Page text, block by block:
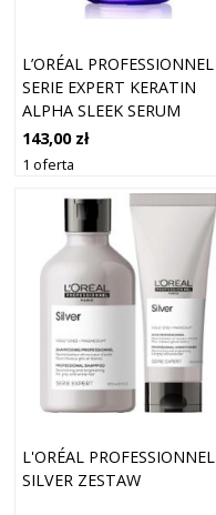
L’ORÉAL PROFESSIONNEL
SERIE EXPERT KERATIN
ALPHA SLEEK SERUM
WYGŁADZAJĄCE DO
NABŁYSZCZANIA I
143,00 zł
1 oferta
L'ORÉAL PROFESSIONNEL
SILVER ZESTAW